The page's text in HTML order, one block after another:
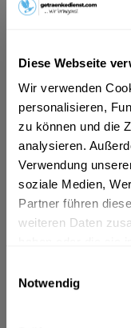
Diese Webseite
Wir verwenden
personalisieren,
zu können und die
analysieren.
Verwendung
soziale Medien,
Partner führen
weiteren Daten
Notwendig
mehr
Material:
Flaschengröße:
Fragen zum
Weitere Artikel
Zutaten und Allergene
natürliches
Zitronensaft* (4,5%),
natürliches
Süßungsmittel
Saccharin;